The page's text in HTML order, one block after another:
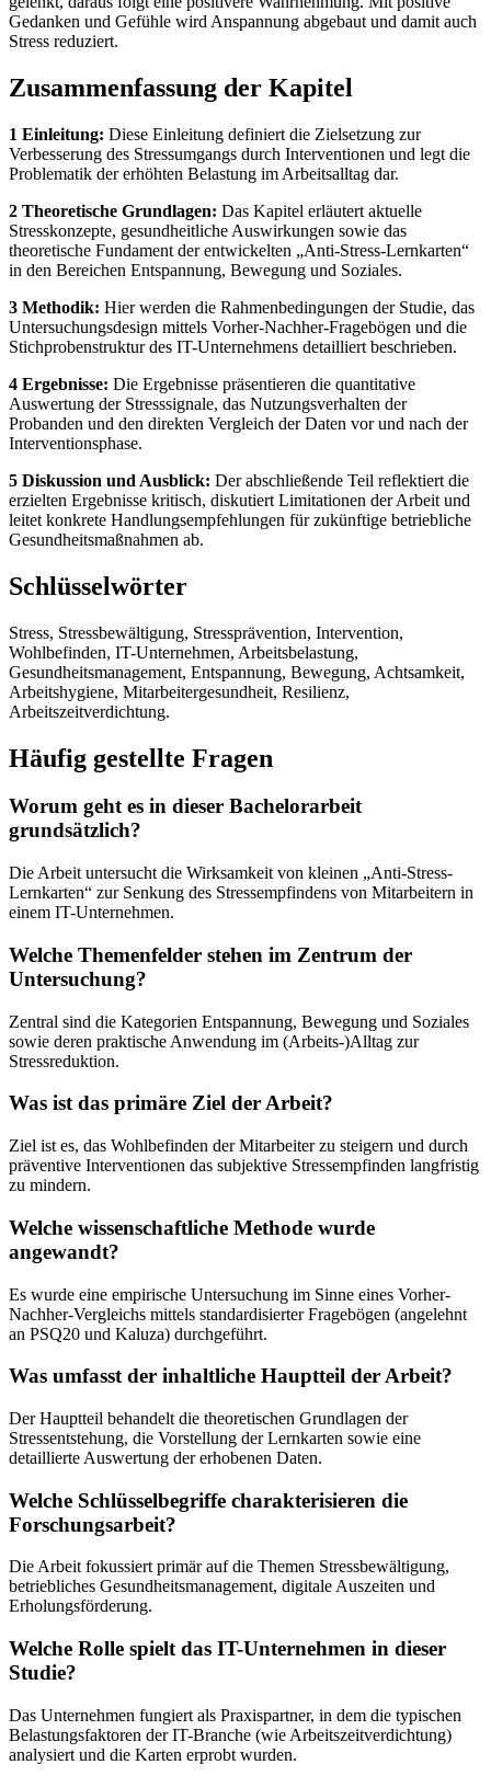
Gedanken und Gefühle wird Anspannung abgebaut und damit auch
Stress reduziert.
Zusammenfassung der Kapitel
1 Einleitung: Diese Einleitung definiert die Zielsetzung zur
Verbesserung des Stressumgangs durch Interventionen und legt die
Problematik der erhöhten Belastung im Arbeitsalltag dar.
2 Theoretische Grundlagen: Das Kapitel erläutert aktuelle
Stresskonzepte, gesundheitliche Auswirkungen sowie das
theoretische Fundament der entwickelten „Anti-Stress-Lernkarten“
in den Bereichen Entspannung, Bewegung und Soziales.
3 Methodik: Hier werden die Rahmenbedingungen der Studie, das
Untersuchungsdesign mittels Vorher-Nachher-Fragebögen und die
Stichprobenstruktur des IT-Unternehmens detailliert beschrieben.
4 Ergebnisse: Die Ergebnisse präsentieren die quantitative
Auswertung der Stresssignale, das Nutzungsverhalten der
Probanden und den direkten Vergleich der Daten vor und nach der
Interventionsphase.
5 Diskussion und Ausblick: Der abschließende Teil reflektiert die
erzielten Ergebnisse kritisch, diskutiert Limitationen der Arbeit und
leitet konkrete Handlungsempfehlungen für zukünftige betriebliche
Gesundheitsmaßnahmen ab.
Schlüsselwörter
Stress, Stressbewältigung, Stressprävention, Intervention,
Wohlbefinden, IT-Unternehmen, Arbeitsbelastung,
Gesundheitsmanagement, Entspannung, Bewegung, Achtsamkeit,
Arbeitshygiene, Mitarbeitergesundheit, Resilienz,
Arbeitszeitverdichtung.
Häufig gestellte Fragen
Worum geht es in dieser Bachelorarbeit
grundsätzlich?
Die Arbeit untersucht die Wirksamkeit von kleinen „Anti-Stress-
Lernkarten“ zur Senkung des Stressempfindens von Mitarbeitern in
einem IT-Unternehmen.
Welche Themenfelder stehen im Zentrum der
Untersuchung?
Zentral sind die Kategorien Entspannung, Bewegung und Soziales
sowie deren praktische Anwendung im (Arbeits-)Alltag zur
Stressreduktion.
Was ist das primäre Ziel der Arbeit?
Ziel ist es, das Wohlbefinden der Mitarbeiter zu steigern und durch
präventive Interventionen das subjektive Stressempfinden langfristig
zu mindern.
Welche wissenschaftliche Methode wurde
angewandt?
Es wurde eine empirische Untersuchung im Sinne eines Vorher-
Nachher-Vergleichs mittels standardisierter Fragebögen (angelehnt
an PSQ20 und Kaluza) durchgeführt.
Was umfasst der inhaltliche Hauptteil der Arbeit?
Der Hauptteil behandelt die theoretischen Grundlagen der
Stressentstehung, die Vorstellung der Lernkarten sowie eine
detaillierte Auswertung der erhobenen Daten.
Welche Schlüsselbegriffe charakterisieren die
Forschungsarbeit?
Die Arbeit fokussiert primär auf die Themen Stressbewältigung,
betriebliches Gesundheitsmanagement, digitale Auszeiten und
Erholungsförderung.
Welche Rolle spielt das IT-Unternehmen in dieser
Studie?
Das Unternehmen fungiert als Praxispartner, in dem die typischen
Belastungsfaktoren der IT-Branche (wie Arbeitszeitverdichtung)
analysiert und die Karten erprobt wurden.